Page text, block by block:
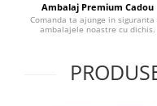
Ambalaj Premium Cadou
Comanda ta ajunge in siguranta
ambalajele noastre cu dichis.